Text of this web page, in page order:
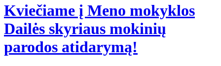
Kviečiame į Meno mokyklos
Dailės skyriaus mokinių
parodos atidarymą!